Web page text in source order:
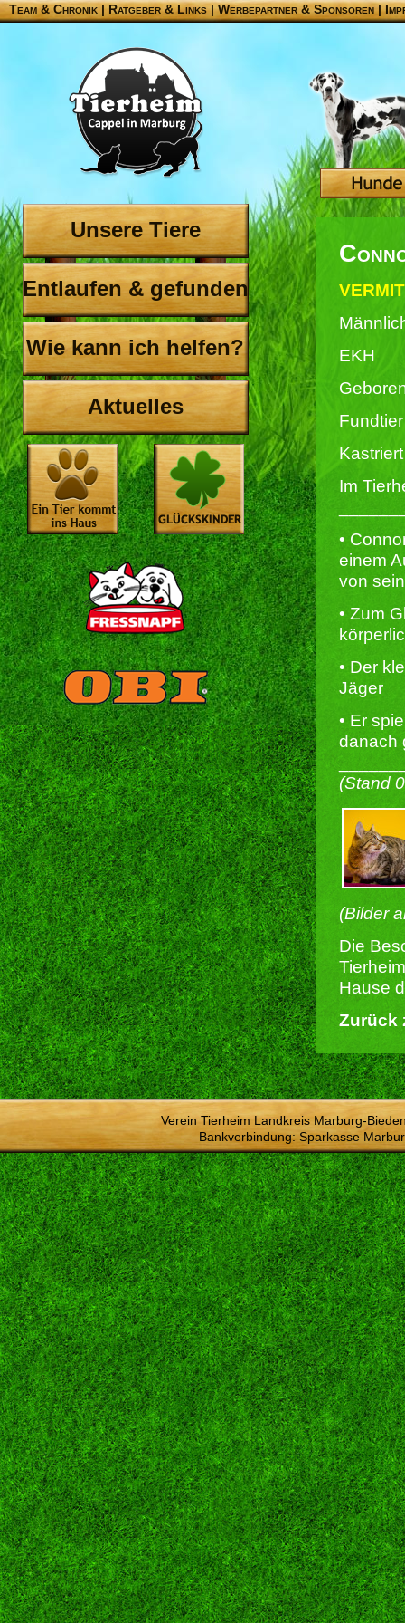
Team & Chronik |Ratgeber & Links|Werbepartner & Sponsoren|
Unsere Tiere
Entlaufen & gefunden
Wie kann ich helfen?
Aktuelles
EKH
Fundtier
Im
•
einem
von
• Zum
• Der
Jäger
• Er
danach
(Stand
(Bilder
Die
Hause
Zurück
Verein Tierheim Landkreis Marburg-
Bankverbindung: Sparkasse